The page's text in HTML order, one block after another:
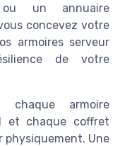
un annuaire
concevez votre
armoires serveur
de votre
chaque armoire
et chaque coffret
physiquement. Une